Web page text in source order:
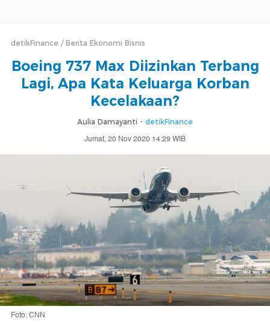
detikFinance Berita Ekonomi Bisnis
Boeing 737 Max Diizinkan Terbang
Lagi, Apa Kata Keluarga Korban
Kecelakaan?
Aulia Damayanti - detikFinance
Jumat, 20 Nov 2020 14:29 WIB
Foto: CNN